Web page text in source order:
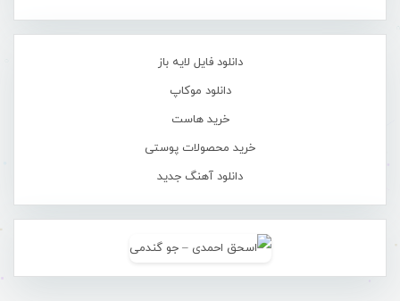
دانلود فایل لایه باز
دانلود موکاپ
خرید هاست
خرید محصولات پوستی
دانلود آهنگ جدید